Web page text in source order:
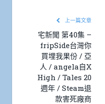
上一篇文章
宅新聞 第40集 –
fripSide台灣你
買埋我果份 / 亞
人 / angela自X
High / Tales 20
週年 / Steam退
款害死廠商